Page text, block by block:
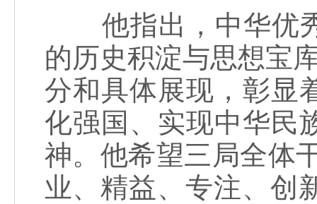
他指出，中华优秀
的历史积淀与思想宝
分和具体展现，彰显
化强国、实现中华民
神。他希望三局全体
业、精益、专注、创